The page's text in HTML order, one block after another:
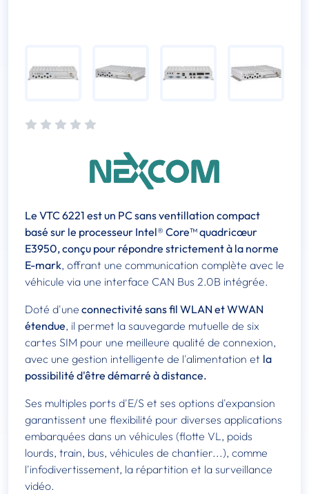
Le VTC 6221 est un PC sans ventillation compact
basé sur le processeur Intel® Core™ quadricœur
E3950, conçu pour répondre strictement à la norme
E-mark, offrant une communication complète avec le
véhicule via une interface CAN Bus 2.0B intégrée.
Doté d'une connectivité sans fil WLAN et WWAN
étendue, il permet la sauvegarde mutuelle de six
cartes SIM pour une meilleure qualité de connexion,
avec une gestion intelligente de l'alimentation et la
possibilité d'être démarré à distance.
Ses multiples ports d'E/S et ses options d'expansion
garantissent une flexibilité pour diverses applications
embarquées dans un véhicules (flotte VL, poids
lourds, train, bus, véhicules de chantier...), comme
l'infodivertissement, la répartition et la surveillance
vidéo.